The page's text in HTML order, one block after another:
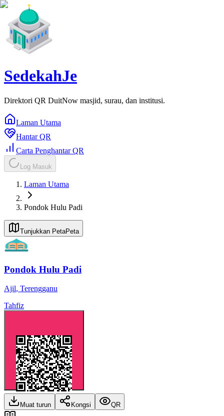
SedekahJe
Direktori QR DuitNow masjid, surau, dan institusi.
Laman Utama
Hantar QR
Carta Penghantar QR
Log Masuk
Laman Utama
Pondok Hulu Padi
Tunjukkan PetaPeta
Pondok Hulu Padi
Ajil, Terengganu
Tahfiz
Muat turun Kongsi QR